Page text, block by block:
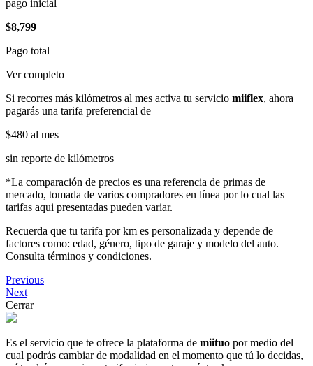
pago inicial
$8,799
Pago total
Ver completo
Si recorres más kilómetros al mes activa tu servicio miiflex, ahora
pagarás una tarifa preferencial de
$480 al mes
sin reporte de kilómetros
*La comparación de precios es una referencia de primas de
mercado, tomada de varios compradores en línea por lo cual las
tarifas aqui presentadas pueden variar.
Recuerda que tu tarifa por km es personalizada y depende de
factores como: edad, género, tipo de garaje y modelo del auto.
Consulta términos y condiciones.
Previous
Next
Cerrar
Es el servicio que te ofrece la plataforma de miituo por medio del
cual podrás cambiar de modalidad en el momento que tú lo decidas,